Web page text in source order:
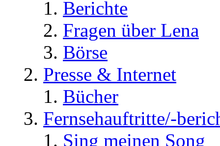
Berichte
Fragen über Lena
Börse
Presse & Internet
Bücher
Fernsehauftritte/-
Sing meinen Song